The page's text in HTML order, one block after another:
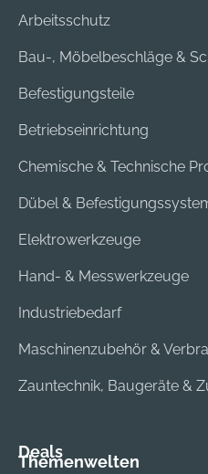
Arbeitsschutz
Bau-, Möbelbeschläge &
Befestigungsteile
Betriebseinrichtung
Chemische & Technische
Dübel &
Elektrowerkzeuge
Hand- & Messwerkzeuge
Industriebedarf
Maschinenzubehör &
Zauntechnik, Baugeräte &
Deals
Themenwelten